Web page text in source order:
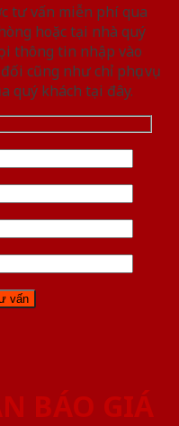
tư vấn miễn phí qua
hoặc tại nhà quý
thông tin nhập vào
cũng như chỉ phục vụ
quý khách tại đây.
BÁO GIÁ